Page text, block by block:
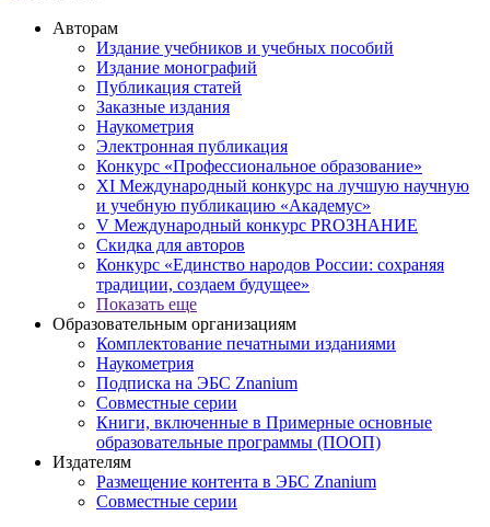
Авторам
Издание учебников и учебных пособий
Издание монографий
Публикация статей
Заказные издания
Наукометрия
Электронная публикация
Конкурс «Профессиональное образование»
XI Международный конкурс на лучшую научную
и учебную публикацию «Академус»
V Международный конкурс PROЗНАНИЕ
Скидка для авторов
Конкурс «Единство народов России: сохраняя
традиции, создаем будущее»
Показать еще
Образовательным организациям
Комплектование печатными изданиями
Наукометрия
Подписка на ЭБС Znanium
Совместные серии
Книги, включенные в Примерные основные
образовательные программы (ПООП)
Издателям
Размещение контента в ЭБС Znanium
Совместные серии